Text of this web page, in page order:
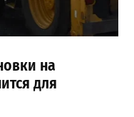
на
для